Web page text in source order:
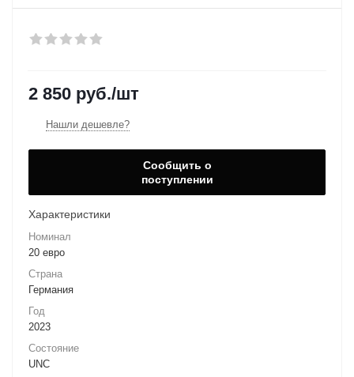
2 850 руб./шт
Нашли дешевле?
Сообщить о
поступлении
Характеристики
Номинал
20 евро
Страна
Германия
Год
2023
Состояние
UNC